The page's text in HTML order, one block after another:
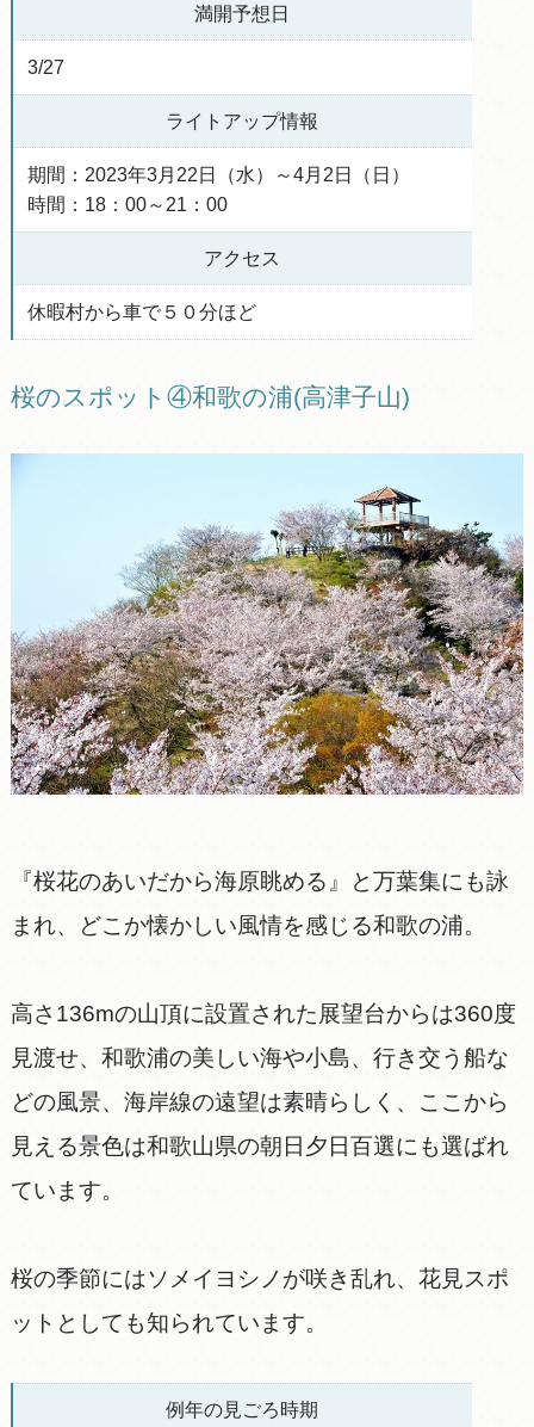
満開予想日
3/27
ライトアップ情報
期間：2023年3月22日（水）～4月2日（日）
時間：18：00～21：00
アクセス
休暇村から車で５０分ほど
桜のスポット④和歌の浦(高津子山)
『桜花のあいだから海原眺める』と万葉集にも詠
まれ、どこか懐かしい風情を感じる和歌の浦。
高さ136mの山頂に設置された展望台からは360度
見渡せ、和歌浦の美しい海や小島、行き交う船な
どの風景、海岸線の遠望は素晴らしく、ここから
見える景色は和歌山県の朝日夕日百選にも選ばれ
ています。
桜の季節にはソメイヨシノが咲き乱れ、花見スポ
ットとしても知られています。
例年の見ごろ時期